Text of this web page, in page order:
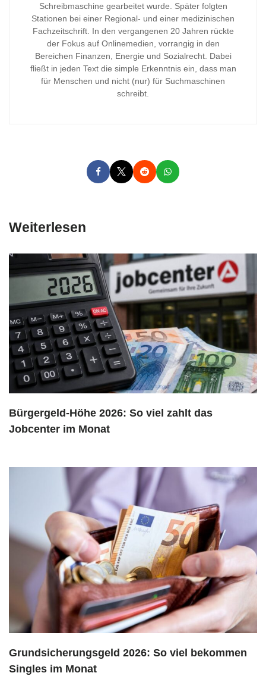
Schreibmaschine gearbeitet wurde. Später folgten
Stationen bei einer Regional- und einer medizinischen
Fachzeitschrift. In den vergangenen 20 Jahren rückte
der Fokus auf Onlinemedien, vorrangig in den
Bereichen Finanzen, Energie und Sozialrecht. Dabei
fließt in jeden Text die simple Erkenntnis ein, dass man
für Menschen und nicht (nur) für Suchmaschinen
schreibt.
Weiterlesen
Bürgergeld-Höhe 2026: So viel zahlt das
Jobcenter im Monat
Grundsicherungsgeld 2026: So viel bekommen
Singles im Monat